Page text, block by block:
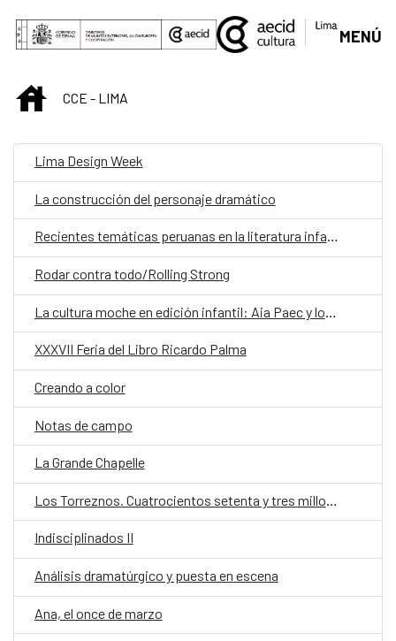
Saltar al contenido principal
MENÚ
INICIOCCE - LIMA
Lima Design Week
La construcción del personaje dramático
Recientes temáticas peruanas en la literatura infantil y juvenil
Rodar contra todo/Rolling Strong
XXXVII Feria del Libro Ricardo Palma
Creando a color
Notas de campo
La Grande Chapelle
Indisciplinados II
Análisis dramatúrgico y puesta en escena
Ana, el once de marzo